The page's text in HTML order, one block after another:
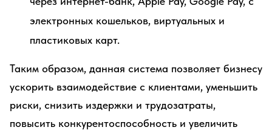
электронных кошельков, виртуальных и
пластиковых карт.
Таким образом, данная система позволяет бизнесу
ускорить взаимодействие с клиентами, уменьшить
риски, снизить издержки и трудозатраты,
повысить конкурентоспособность и увеличить